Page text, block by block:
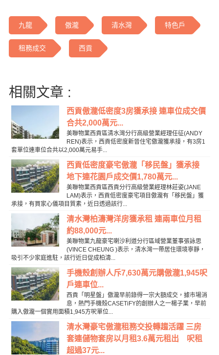
九龍 傲瀧 清水灣 特色戶
租務成交 西貢
相關文章 :
西貢傲瀧低密度3房獲承接 連車位成交價
合共2,000萬元...
美聯物業西貢區清水灣分行高級營業經理任征(ANDY
REN)表示，西貢低密度新晉住宅傲瀧獲承接，有3房1
套單位連車位合共以2,000萬元易手...
西貢低密度豪宅傲瀧「移民盤」獲承接
地下連花園戶成交價1,780萬元...
美聯物業西貢區西貢分行高級營業經理林莊姿(JANE
LAM)表示，西貢低密度豪宅項目傲瀧有「移民盤」獲
承接，有買家心儀項目質素，近日透過該行...
清水灣柏濤灣洋房獲承租 連兩車位月租
約88,000元...
美聯物業九龍豪宅喇沙利道分行區域營業董事張詠思
(VINCE CHEUNG )表示，清水灣一帶居住環境寧靜，
吸引不少家庭進駐，該行近日促成柏濤...
手機殼創辦人斥7,630萬元購傲瀧1,945呎
戶連車位...
西貢「明星盤」傲瀧早前錄得一宗大額成交，據市場消
息，熱門手機殼CASETiFY的創辦人之一楊子業，早前
購入傲瀧一個實用面積1,945方呎單位...
清水灣豪宅傲瀧租務交投轉趨活躍 三房
套連儲物套房以月租3.6萬元租出 呎租
超過37元...